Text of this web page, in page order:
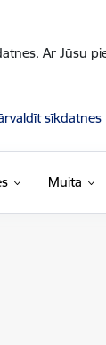
Ar Jūsu
sīkdatnes
Muita